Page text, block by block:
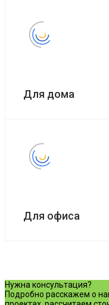
Для дома
Для офиса
Нужна консультация?
Подробно расскажем о